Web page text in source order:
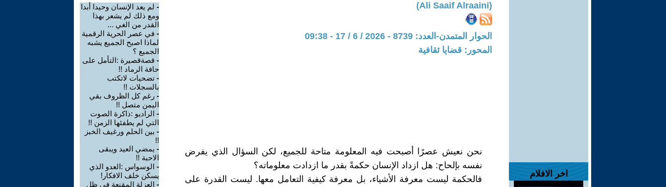
اخر الافلام
(Ali Saaif Alraaini)
الحوار المتمدن-العدد: 8739 - 2026 / 6 / 17 - 09:38
المحور: قضايا ثقافية
نحن نعيش عصرًا أصبحت فيه المعلومة متاحة للجميع، لكن السؤال الذي يفرض
نفسه بإلحاح: هل ازداد الإنسان حكمةً بقدر ما ازدادت معلوماته؟
فالحكمة ليست معرفة الأشياء، بل معرفة كيفية التعامل معها. ليست القدرة على
- لم يعد الإنسان وحيدا أبدا
ومع ذلك لم يشعر بهذا
القدر من الغي ...
- في عصر الحرية الرقمية
لماذا اصبح الجميع يشبه
الجميع ؟
- قصةقصيرة :التأمل على
حافة الرماد !!
- تضحيات لاتكتب
بالسجلات !!
- رغم كل الظروف بقي
اليمن متصل !!
- الراديو :ذاكرة الصوت
التي لم يطفئها الزمن !!
- بين الحلم ورغيف الخبز
!!
- يمضي العيد ويبقى
الاحبة !!
- الوسواس :العدو الذي
يسكن خلف الافكار!
- العزلة المقنعة في ظل